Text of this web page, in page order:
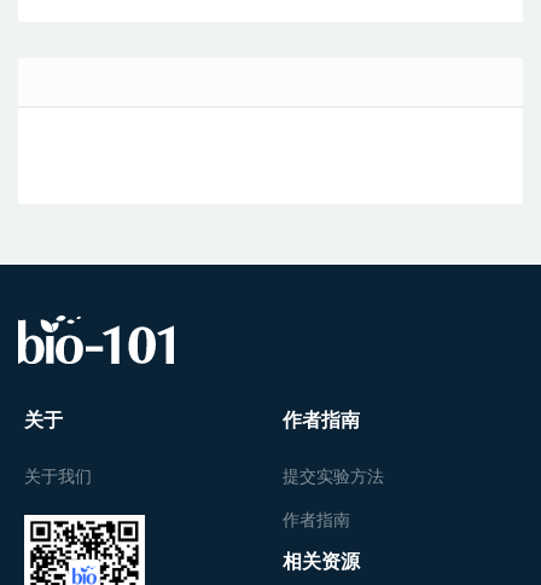
关于
关于我们
作者指南
提交实验方法
作者指南
相关资源